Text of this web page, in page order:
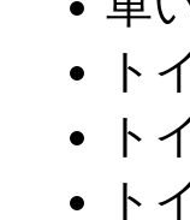
ト
ト
ト